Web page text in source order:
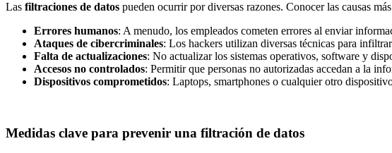
Las filtraciones de datos pueden ocurrir por diversas razones. Conocer las causas
Errores humanos: A menudo, los empleados cometen errores al enviar
Ataques de cibercriminales: Los hackers utilizan diversas técnicas para
Falta de actualizaciones: No actualizar los sistemas operativos, software y
Accesos no controlados: Permitir que personas no autorizadas accedan a la
Dispositivos comprometidos: Laptops, smartphones o cualquier otro
Medidas clave para prevenir una filtración de datos